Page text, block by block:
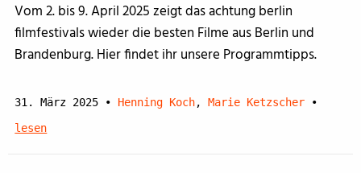
Vom 2. bis 9. April 2025 zeigt das achtung berlin
filmfestivals wieder die besten Filme aus Berlin und
Brandenburg. Hier findet ihr unsere Programmtipps.
31. März 2025 • Henning Koch,Marie Ketzscher
•
lesen